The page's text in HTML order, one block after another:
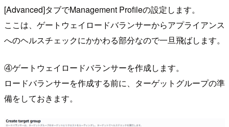
[Advanced]タブでManagement Profileの設定します。
ここは、ゲートウェイロードバランサーからアプライアンス
へのヘルスチェックにかかわる部分なので一旦飛ばします。
④ゲートウェイロードバランサーを作成します。
ロードバランサーを作成する前に、ターゲットグループの準
備をしておきます。